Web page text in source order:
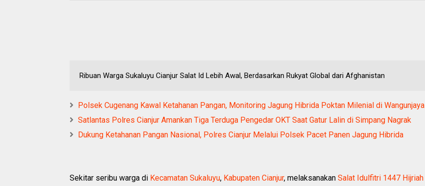
Ribuan Warga Sukaluyu Cianjur Salat Id Lebih Awal, Berdasarkan Rukyat Global dari Afghanistan
Polsek Cugenang Kawal Ketahanan Pangan, Monitoring Jagung Hibrida Poktan Milenial di Wangunjaya
Satlantas Polres Cianjur Amankan Tiga Terduga Pengedar OKT Saat Gatur Lalin di Simpang Nagrak
Dukung Ketahanan Pangan Nasional, Polres Cianjur Melalui Polsek Pacet Panen Jagung Hibrida
Sekitar seribu warga di Kecamatan Sukaluyu, Kabupaten Cianjur, melaksanakan Salat Idulfitri 1447 Hijriah